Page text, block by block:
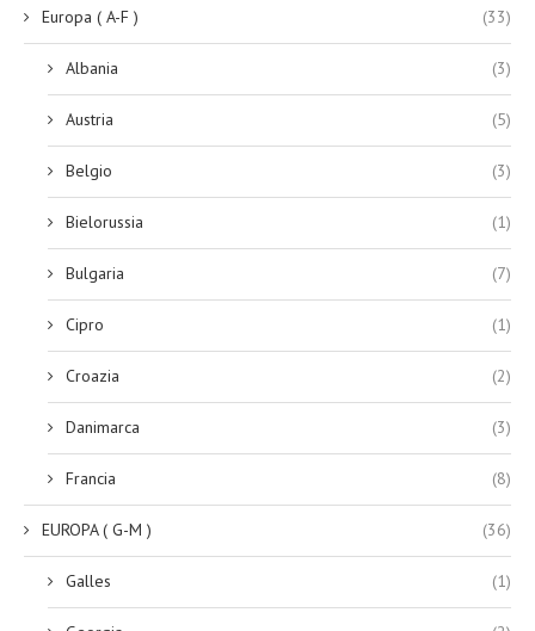
Europa ( A-F ) (33)
Albania (3)
Austria (5)
Belgio (3)
Bielorussia (1)
Bulgaria (7)
Cipro (1)
Croazia (2)
Danimarca (3)
Francia (8)
EUROPA ( G-M ) (36)
Galles (1)